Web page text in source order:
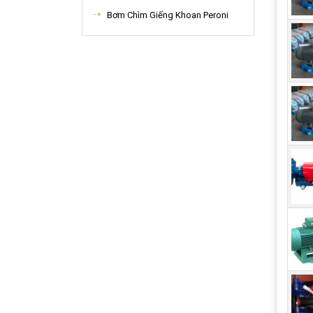
Bơm Chìm Giếng Khoan Peroni
sát.
Bộ
số